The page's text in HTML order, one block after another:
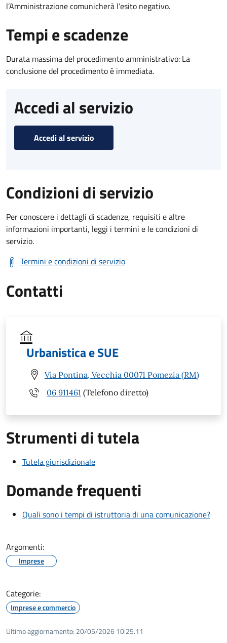
l’Amministrazione comunicherà l’esito negativo.
Tempi e scadenze
Durata massima del procedimento amministrativo: La
conclusione del procedimento è immediata.
Accedi al servizio
Accedi al servizio
Condizioni di servizio
Per conoscere i dettagli di scadenze, requisiti e altre
informazioni importanti, leggi i termini e le condizioni di
servizio.
Termini e condizioni di servizio
Contatti
Urbanistica e SUE
Via Pontina, Vecchia 00071 Pomezia (RM)
06 911461 (Telefono diretto)
Strumenti di tutela
Tutela giurisdizionale
Domande frequenti
Quali sono i tempi di istruttoria di una comunicazione?
Argomenti:
Imprese
Categorie:
Imprese e commercio
Ultimo aggiornamento: 20/05/2026 10:25.11